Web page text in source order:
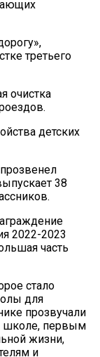
третьего
очистка
детских
38
2022-2023
часть
стало
для
прозвучали
школе, первым
жизни,
и